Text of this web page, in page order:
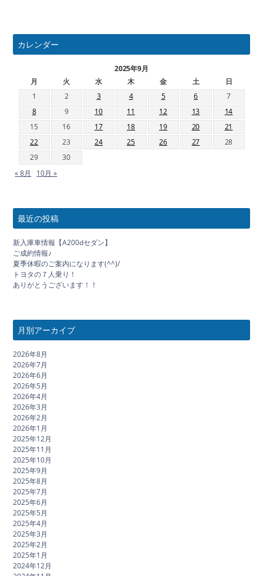
カレンダー
2025年9月
月
火 水 木 金 土
日
1
2 3 4 5 6
7
8
9 10 11 12 13
14
15
16 17 18 19 20
21
22
23 24 25 26 27
28
29
30
« 8月
10月 »
最近の投稿
新入庫車情報【A200dセダン】
ご成約情報♪
夏季休暇のご案内になります(^^)/
トヨタの７人乗り！
ありがとうございます！！
月別アーカイブ
2026年8月
2026年7月
2026年6月
2026年5月
2026年4月
2026年3月
2026年2月
2026年1月
2025年12月
2025年11月
2025年10月
2025年9月
2025年8月
2025年7月
2025年6月
2025年5月
2025年4月
2025年3月
2025年2月
2025年1月
2024年12月